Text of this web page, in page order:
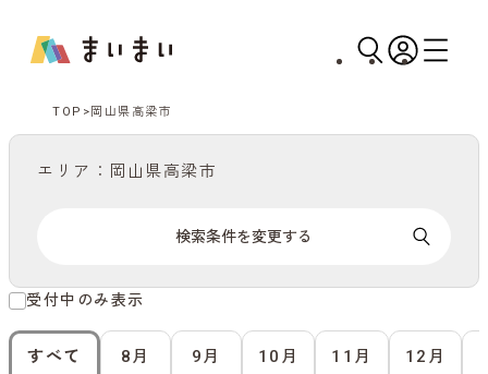
TOP 岡山県高梁市
エリア：岡山県高梁市
検索条件を変更する
受付中のみ表示
すべて 8月 9月 10月 11月 12月